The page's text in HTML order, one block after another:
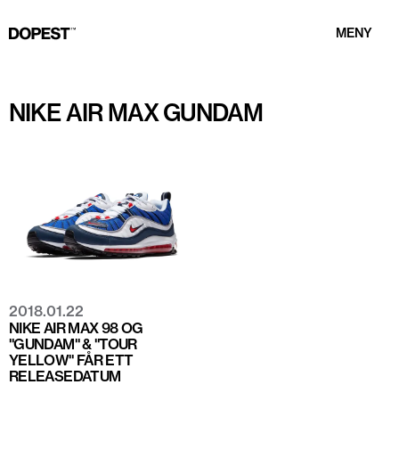
MENY
NIKE AIR MAX GUNDAM
2018.01.22
NIKE AIR MAX 98 OG
"GUNDAM" & "TOUR
YELLOW" FÅR ETT
RELEASEDATUM